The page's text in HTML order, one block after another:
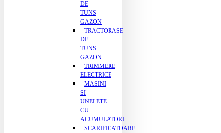
DE
TUNS
GAZON
TRACTORASE
DE
TUNS
GAZON
TRIMMERE
ELECTRICE
MASINI
SI
UNELETE
CU
ACUMULATORI
SCARIFICATOARE